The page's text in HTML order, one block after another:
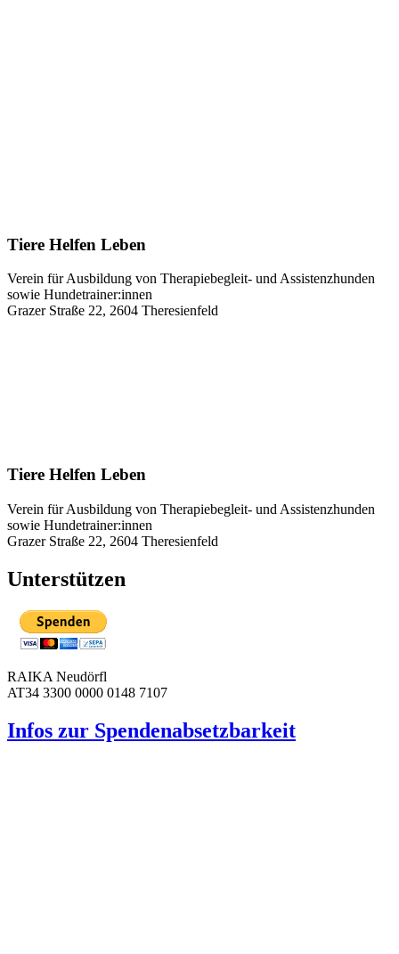
Tiere Helfen Leben
Verein für Ausbildung von Therapiebegleit- und Assistenzhunden
sowie Hundetrainer:innen
Grazer Straße 22, 2604 Theresienfeld
Tiere Helfen Leben
Verein für Ausbildung von Therapiebegleit- und Assistenzhunden
sowie Hundetrainer:innen
Grazer Straße 22, 2604 Theresienfeld
Unterstützen
RAIKA Neudörfl
AT34 3300 0000 0148 7107
Infos zur Spenden­absetzbarkeit